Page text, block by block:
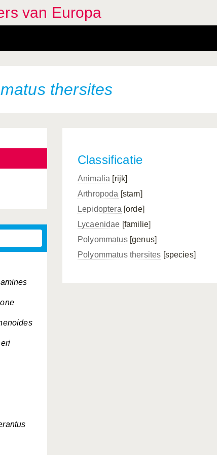
van Europa
thersites
Classificatie
Animalia [rijk]
Arthropoda [stam]
Lepidoptera [orde]
Lycaenidae [familie]
Polyommatus[genus]
Polyommatus thersites [species]